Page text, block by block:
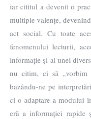
iar cititul a devenit o
multiple valențe,
act social. Cu toate
fenomenului lecturii,
informație și al unei
nu citim, ci să „vorbim
bazându-ne pe
ci o adaptare a modului
eră a informației rapide